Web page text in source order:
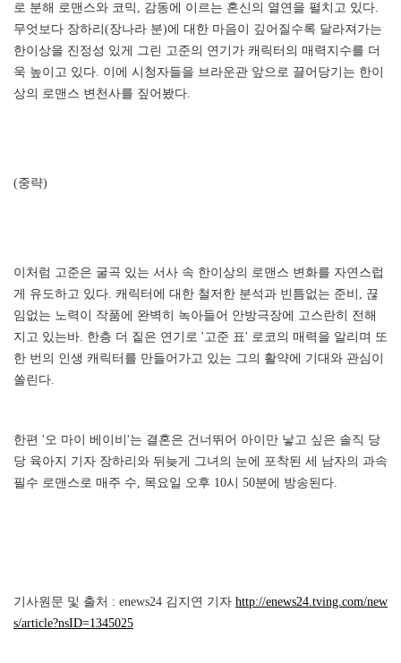
로 분해 로맨스와 코믹, 감동에 이르는 혼신의 열연을 펼치고 있다.
무엇보다 장하리(장나라 분)에 대한 마음이 깊어질수록 달라져가는
한이상을 진정성 있게 그린 고준의 연기가 캐릭터의 매력지수를 더
욱 높이고 있다. 이에 시청자들을 브라운관 앞으로 끌어당기는 한이
상의 로맨스 변천사를 짚어봤다.
(중략)
이처럼 고준은 굴곡 있는 서사 속 한이상의 로맨스 변화를 자연스럽
게 유도하고 있다. 캐릭터에 대한 철저한 분석과 빈틈없는 준비, 끊
임없는 노력이 작품에 완벽히 녹아들어 안방극장에 고스란히 전해
지고 있는바. 한층 더 짙은 연기로 '고준 표' 로코의 매력을 알리며 또
한 번의 인생 캐릭터를 만들어가고 있는 그의 활약에 기대와 관심이
쏠린다.
한편 '오 마이 베이비'는 결혼은 건너뛰어 아이만 낳고 싶은 솔직 당
당 육아지 기자 장하리와 뒤늦게 그녀의 눈에 포착된 세 남자의 과속
필수 로맨스로 매주 수, 목요일 오후 10시 50분에 방송된다.
기사원문 및 출처 : enews24 김지연 기자 http://enews24.tving.com/new
s/article?nsID=1345025